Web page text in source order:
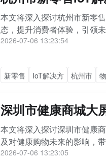
本文将深入探讨杭州市新零
态，提升消费者体验，引领
2026-07-06 13:23:54
新零售 IoT解决方 杭州市
深圳市健康商城大
本文将深入探讨深圳市健康
及对健康购物未来的影响，
2026-07-06 13:23:05